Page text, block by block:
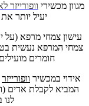
מגוון מכשירי וופורייזר
יעיל יותר
עישון צמחי מרפא (על
צמחי המרפא נעשית
חומרים
אידוי במכשיר וופורייזר
המביא לקבלת אדים
לנו